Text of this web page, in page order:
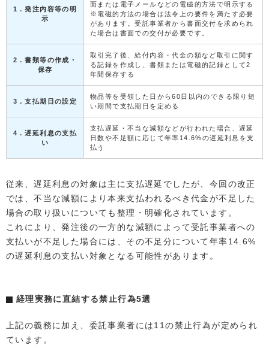
1．発注内容等の明
示
面または電子メールなどの電磁的方法で明示する
※電磁的方法の場合は法令上の要件を満たす必要
があります。受託事業者から書面交付を求められ
た場合は書面での交付が必要です。
2．書類等の作成・
保存
取引完了後、給付内容・代金の額など取引に関す
る記録を作成し、書類または電磁的記録として2
年間保存する
3．支払期日の設定
物品等を受領した日から60日以内のできる限り短
い期間で支払期日を定める
4．遅延利息の支払
い
支払遅延・不当な減額などが行われた場合、遅延
日数や不足額に応じて年率14.6%の遅延利息を支
払う
従来、遅延利息の対象は主に支払遅延でしたが、今回の改正
では、不当な減額により本来支払われるべき代金が不足した
場合の取り扱いについても整理・明確化されています。
これにより、発注後の一方的な減額によって受託事業者への
支払いが不足した場合には、その不足分について年率14.6%
の遅延利息の支払い対象となる可能性があります。
経理実務に直結する禁止行為5選
上記の義務に加え、委託事業者には11の禁止行為が定められ
ています。